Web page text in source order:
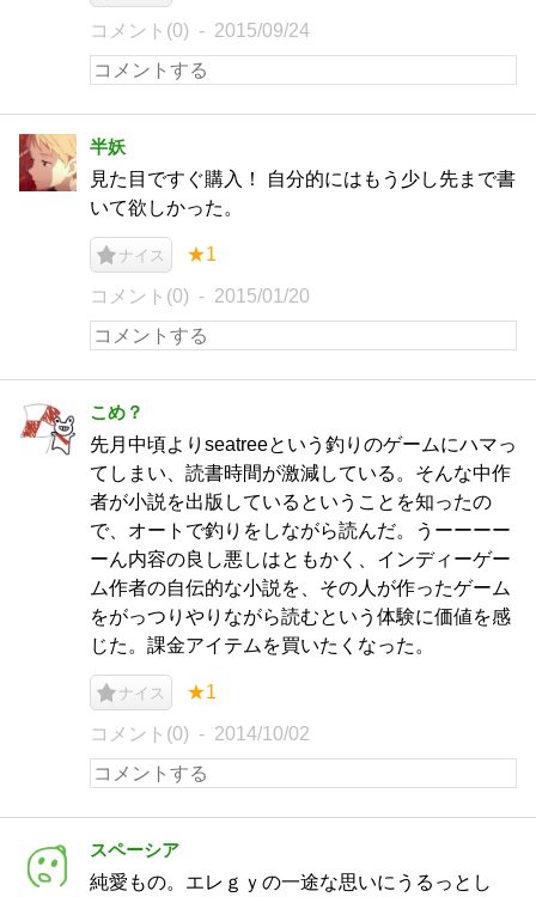
コメント(0) 2015/09/24
半妖
見た目ですぐ購入！ 自分的にはもう少し先まで書
いて欲しかった。
ナイス ★1
コメント(0) 2015/01/20
こめ？
先月中頃よりseatreeという釣りのゲームにハマっ
てしまい、読書時間が激減している。そんな中作
者が小説を出版しているということを知ったの
で、オートで釣りをしながら読んだ。うーーーー
ーん内容の良し悪しはともかく、インディーゲー
ム作者の自伝的な小説を、その人が作ったゲーム
をがっつりやりながら読むという体験に価値を感
じた。課金アイテムを買いたくなった。
ナイス ★1
コメント(0) 2014/10/02
スペーシア
純愛もの。エレｇｙの一途な思いにうるっとし